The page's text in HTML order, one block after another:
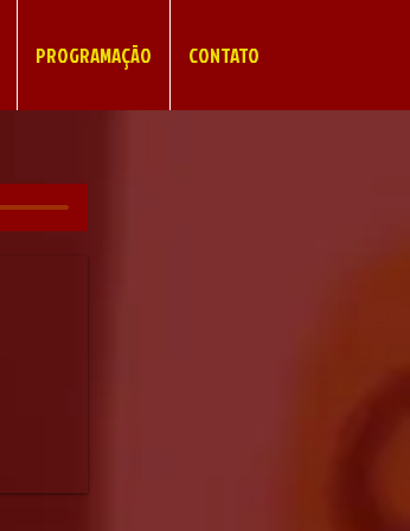
PROGRAMAÇÃO CONTATO